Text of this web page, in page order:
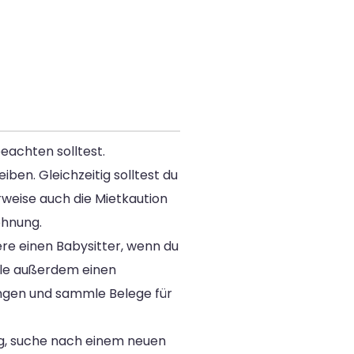
solltest.
Gleichzeitig solltest du
auch die Mietkaution
einen Babysitter, wenn du
außerdem einen
und sammle Belege für
suche nach einem neuen